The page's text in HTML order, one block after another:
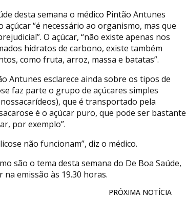
desta semana o médico Pintão Antunes
açúcar “é necessário ao organismo, mas que
O açúcar, “não existe apenas nos
hidratos de carbono, existe também
como fruta, arroz, massa e batatas”.
Antunes esclarece ainda sobre os tipos de
faz parte o grupo de açúcares simples
que é transportado pela
é o açúcar puro, que pode ser bastante
por exemplo”.
não funcionam”, diz o médico.
são o tema desta semana do De Boa Saúde,
emissão às 19.30 horas.
PRÓXIMA NOTÍCIA